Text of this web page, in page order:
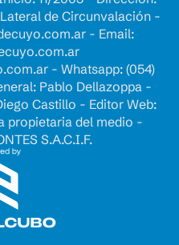
de Circunvalación -
- Email:
- Whatsapp: (054)
Pablo Dellazoppa -
Castillo - Editor Web:
propietaria del medio -
S.A.C.I.F.